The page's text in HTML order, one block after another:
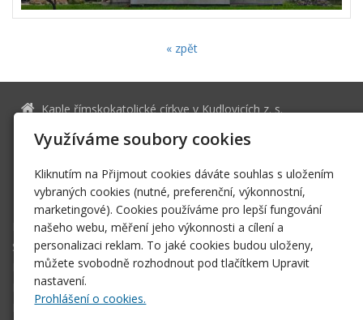
« zpět
Kaple římskokatolické církve v Kudlovicích z. s.
26536161
www.kaplekudlovice.cz
131-2444950217/0100
Kaple v Kudlovicích
Stavba
Bohoslužby
Fotogalerie
Kontakt
Využíváme soubory cookies
Kliknutím na Přijmout cookies dáváte souhlas s uložením
vybraných cookies (nutné, preferenční, výkonnostní,
marketingové). Cookies používáme pro lepší fungování
našeho webu, měření jeho výkonnosti a cílení a
personalizaci reklam. To jaké cookies budou uloženy,
můžete svobodně rozhodnout pod tlačítkem Upravit
nastavení.
Prohlášení o cookies.